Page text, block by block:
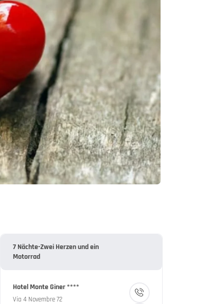
7 Nächte-Zwei Herzen und ein
Motorrad
Hotel Monte Giner ****
Via 4 Novembre 72